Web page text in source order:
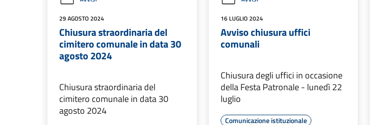
29 AGOSTO 2024
Chiusura straordinaria del
cimitero comunale in data 30
agosto 2024
Chiusura straordinaria del
cimitero comunale in data 30
agosto 2024
16 LUGLIO 2024
Avviso chiusura uffici
comunali
Chiusura degli uffici in occasione
della Festa Patronale - lunedì 22
luglio
Comunicazione istituzionale